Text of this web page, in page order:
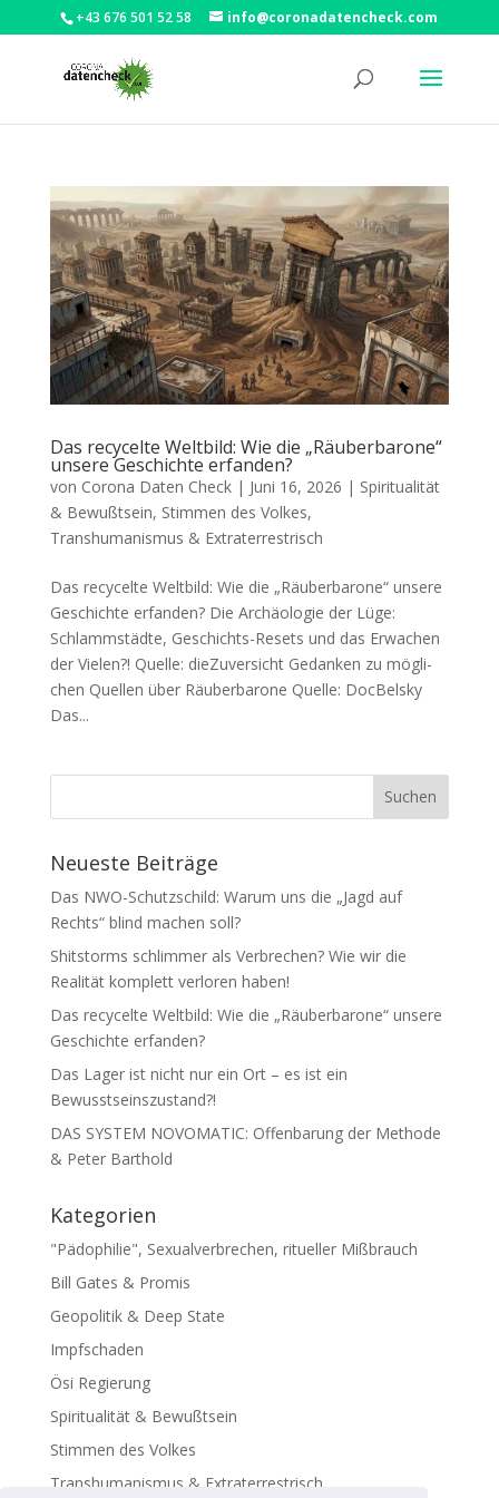
+43 676 501 52 58 info@coronadatencheck.com
Das recycelte Weltbild: Wie die „Räuberbarone“
unsere Geschichte erfanden?
von Corona Daten Check| Juni 16, 2026 | Spiritualität
& Bewußtsein, Stimmen des Volkes,
Transhumanismus & Extraterrestrisch
Das recycelte Weltbild: Wie die „Räuberbarone“ unsere
Geschichte erfanden? Die Archäo­lo­gie der Lüge:
Schlamm­städ­te, Geschichts-Resets und das Erwa­chen
der Vielen?! Quel­le: dieZuversicht Gedan­ken zu mög­li­
chen Quel­len über Räuberbarone Quel­le: DocBelsky
Das...
Neueste Beiträge
Das NWO-Schutzschild: Warum uns die „Jagd auf
Rechts“ blind machen soll?
Shitstorms schlimmer als Verbrechen? Wie wir die
Realität komplett verloren haben!
Das recycelte Weltbild: Wie die „Räuberbarone“ unsere
Geschichte erfanden?
Das Lager ist nicht nur ein Ort – es ist ein
Bewusstseinszustand?!
DAS SYSTEM NOVOMATIC: Offenbarung der Methode
& Peter Barthold
Kategorien
"Pädophilie", Sexualverbrechen, ritueller Mißbrauch
Bill Gates & Promis
Geopolitik & Deep State
Impfschaden
Ösi Regierung
Spiritualität & Bewußtsein
Stimmen des Volkes
Transhumanismus & Extraterrestrisch